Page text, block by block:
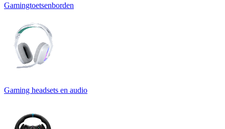
Gamingtoetsenborden
Gaming headsets en audio